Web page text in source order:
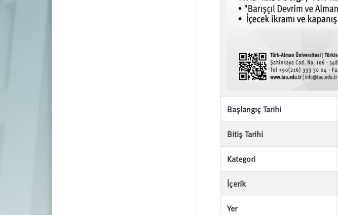
Başlangıç Tarihi
Bitiş Tarihi
Kategori
İçerik
Yer